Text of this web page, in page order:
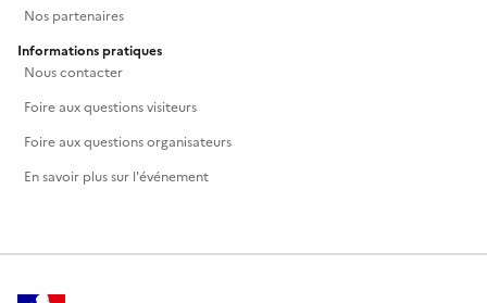
Nos partenaires
Informations pratiques
Nous contacter
Foire aux questions visiteurs
Foire aux questions organisateurs
En savoir plus sur l'événement